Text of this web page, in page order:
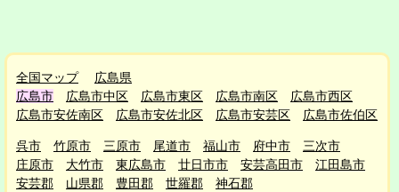
全国マップ
広島県
広島市
広島市中区 広島市東区 広島市南区
広島市西区
広島市安佐南区
広島市安佐北区 広島市安芸区 広島市佐伯区
呉市 竹原市 三原市 尾道市 福山市 府中市
三次市
庄原市
大竹市 東広島市 廿日市市 安芸高田市
江田島市
安芸郡
山県郡 豊田郡 世羅郡 神石郡